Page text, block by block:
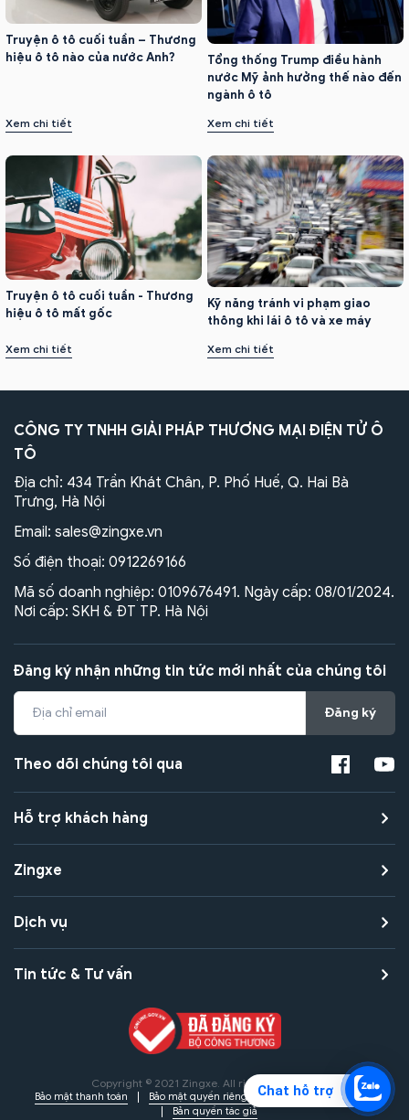
Chat hỗ trợ
Truyện ô tô cuối tuần – Thương
hiệu ô tô nào của nước Anh?
Xem chi tiết
Tổng thống Trump điều hành
nước Mỹ ảnh hưởng thế nào đến
ngành ô tô
Xem chi tiết
Truyện ô tô cuối tuần - Thương
hiệu ô tô mất gốc
Xem chi tiết
Kỹ năng tránh vi phạm giao
thông khi lái ô tô và xe máy
Xem chi tiết
CÔNG TY TNHH GIẢI PHÁP THƯƠNG MẠI ĐIỆN TỬ Ô
TÔ
Địa chỉ: 434 Trần Khát Chân, P. Phố Huế, Q. Hai Bà
Trưng, Hà Nội
Email: sales@zingxe.vn
Số điện thoại: 0912269166
Mã số doanh nghiệp: 0109676491. Ngày cấp: 08/01/2024.
Nơi cấp: SKH & ĐT TP. Hà Nội
Đăng ký nhận những tin tức mới nhất của chúng tôi
Đăng ký
Theo dõi chúng tôi qua
Hỗ trợ khách hàng
Zingxe
Dịch vụ
Tin tức & Tư vấn
Copyright © 2021 Zingxe. All rights reserved
Bảo mật thanh toán Bảo mật quyền riêng tư
Điều khoản sử dụng
Bản quyền tác giả